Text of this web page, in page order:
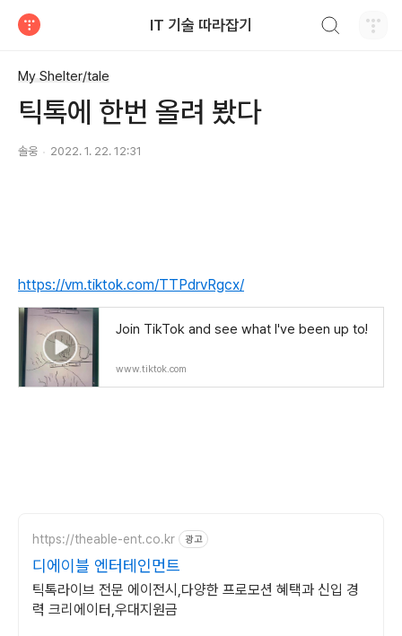
IT 기술 따라잡기
My Shelter/tale
틱톡에 한번 올려 봤다
솔웅 2022. 1. 22. 12:31
https://vm.tiktok.com/TTPdrvRgcx/
Join TikTok and see what I've been up to!
www.tiktok.com
https://theable-ent.co.kr 광고
디에이블 엔터테인먼트
틱톡라이브 전문 에이전시,다양한 프로모션 혜택과 신입 경
력 크리에이터,우대지원금